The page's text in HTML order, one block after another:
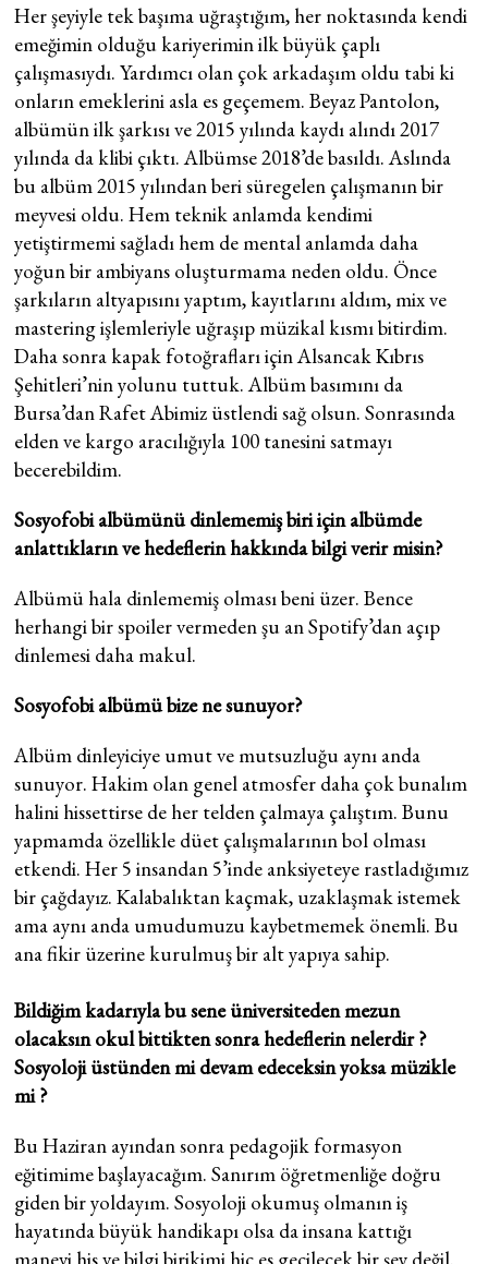
Her şeyiyle tek başıma uğraştığım, her noktasında kendi
emeğimin olduğu kariyerimin ilk büyük çaplı
çalışmasıydı. Yardımcı olan çok arkadaşım oldu tabi ki
onların emeklerini asla es geçemem. Beyaz Pantolon,
albümün ilk şarkısı ve 2015 yılında kaydı alındı 2017
yılında da klibi çıktı. Albümse 2018’de basıldı. Aslında
bu albüm 2015 yılından beri süregelen çalışmanın bir
meyvesi oldu. Hem teknik anlamda kendimi
yetiştirmemi sağladı hem de mental anlamda daha
yoğun bir ambiyans oluşturmama neden oldu. Önce
şarkıların altyapısını yaptım, kayıtlarını aldım, mix ve
mastering işlemleriyle uğraşıp müzikal kısmı bitirdim.
Daha sonra kapak fotoğrafları için Alsancak Kıbrıs
Şehitleri’nin yolunu tuttuk. Albüm basımını da
Bursa’dan Rafet Abimiz üstlendi sağ olsun. Sonrasında
elden ve kargo aracılığıyla 100 tanesini satmayı
becerebildim.
Sosyofobi albümünü dinlememiş biri için albümde
anlattıkların ve hedeflerin hakkında bilgi verir misin?
Albümü hala dinlememiş olması beni üzer. Bence
herhangi bir spoiler vermeden şu an Spotify’dan açıp
dinlemesi daha makul.
Sosyofobi albümü bize ne sunuyor?
Albüm dinleyiciye umut ve mutsuzluğu aynı anda
sunuyor. Hakim olan genel atmosfer daha çok bunalım
halini hissettirse de her telden çalmaya çalıştım. Bunu
yapmamda özellikle düet çalışmalarının bol olması
etkendi. Her 5 insandan 5’inde anksiyeteye rastladığımız
bir çağdayız. Kalabalıktan kaçmak, uzaklaşmak istemek
ama aynı anda umudumuzu kaybetmemek önemli. Bu
ana fikir üzerine kurulmuş bir alt yapıya sahip.
Bildiğim kadarıyla bu sene üniversiteden mezun
olacaksın okul bittikten sonra hedeflerin nelerdir ?
Sosyoloji üstünden mi devam edeceksin yoksa müzikle
mi ?
Bu Haziran ayından sonra pedagojik formasyon
eğitimime başlayacağım. Sanırım öğretmenliğe doğru
giden bir yoldayım. Sosyoloji okumuş olmanın iş
hayatında büyük handikapı olsa da insana kattığı